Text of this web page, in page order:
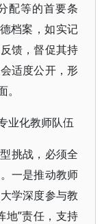
配等的首要条
档案，如实记
馈，督促其持
适度公开，形
业化教师队伍
挑战，必须全
一是推动教师
学深度参与教
地”责任，支持